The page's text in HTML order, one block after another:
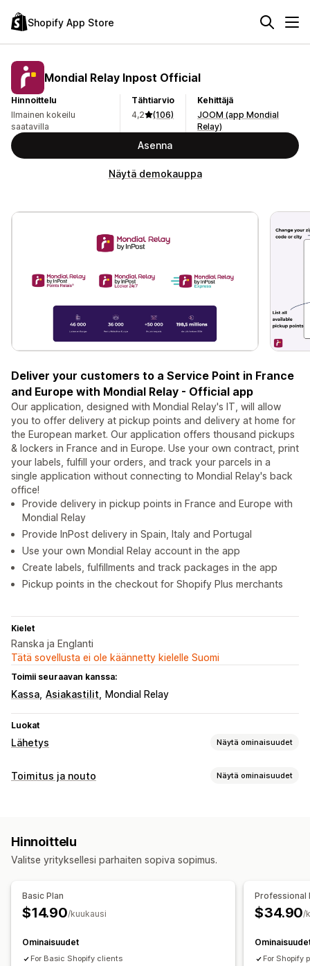
Shopify App Store
Mondial Relay Inpost Official
Hinnoittelu
Ilmainen kokeilu
saatavilla
Tähtiarvio
4,2
(106)
Kehittäjä
JOOM (app Mondial
Relay)
Asenna
Näytä demokauppa
Deliver your customers to a Service Point in France
and Europe with Mondial Relay - Official app
Our application, designed with Mondial Relay's IT, will allow
you to offer delivery at pickup points and delivery at home for
the European market. Our application offers thousand pickups
& lockers in France and in Europe. Use your own contract, print
your labels, fulfill your orders, and track your parcels in a
single application without connecting to Mondial Relay's back
office!
Provide delivery in pickup points in France and Europe with
Mondial Relay
Provide InPost delivery in Spain, Italy and Portugal
Use your own Mondial Relay account in the app
Create labels, fulfillments and track packages in the app
Pickup points in the checkout for Shopify Plus merchants
Kielet
Ranska ja Englanti
Tätä sovellusta ei ole käännetty kielelle Suomi
Toimii seuraavan kanssa:
Kassa Asiakastilit Mondial Relay
Luokat
Lähetys Näytä ominaisuudet
Tarrat ja pakkaukset
Lähetysten hallinnointi
Toimitus ja nouto Näytä ominaisuudet
Hinnoittelu
Valitse yrityksellesi parhaiten sopiva sopimus.
Basic Plan
$14.90/kuukausi
Ominaisuudet
For Basic Shopify clients
Professional
$34.90/
For Shopify